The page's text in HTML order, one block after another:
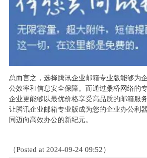
总而言之，选择腾讯企业邮箱专业版能够为
公效率和信息安全保障。而通过桑桥网络的
企业更能够以最优价格享受高品质的邮箱服
让腾讯企业邮箱专业版成为您的企业办公利
同迈向高效办公的新纪元。
（Posted at 2024-09-24 09:52）